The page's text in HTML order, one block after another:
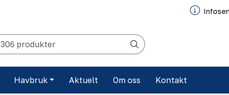
Havbruk Aktuelt Om oss Kontakt